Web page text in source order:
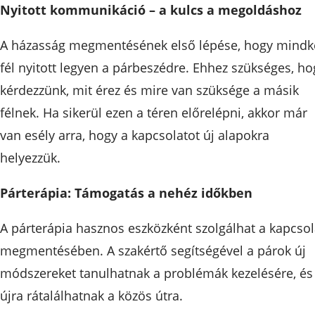
Nyitott kommunikáció – a kulcs a megoldáshoz
A házasság megmentésének első lépése, hogy
fél nyitott legyen a párbeszédre. Ehhez szükséges,
kérdezzünk, mit érez és mire van szüksége a másik
félnek. Ha sikerül ezen a téren előrelépni, akkor már
van esély arra, hogy a kapcsolatot új alapokra
helyezzük.
Párterápia: Támogatás a nehéz időkben
A párterápia hasznos eszközként szolgálhat a
megmentésében. A szakértő segítségével a párok új
módszereket tanulhatnak a problémák kezelésére, és
újra rátalálhatnak a közös útra.